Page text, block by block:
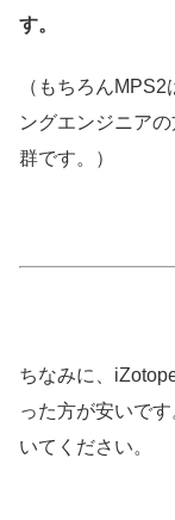
す。
（もちろん
ングエンジニア
群です。）
ちなみに、
った方が安いで
いてください。